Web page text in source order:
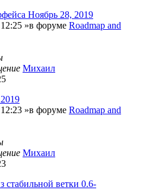
Ноябрь 28, 2019
»в форуме Roadmap and
Михаил
»в форуме Roadmap and
Михаил
стабильной ветки 0.6-